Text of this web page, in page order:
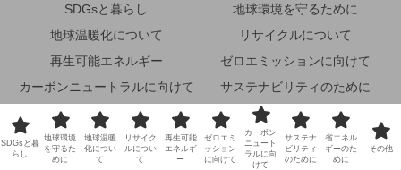
SDGsと暮らし
地球環境を守るために
地球温暖化について
リサイクルについて
再生可能エネルギー
ゼロエミッションに向けて
カーボンニュートラルに向けて
サステナビリティのために
省エネルギーのために
その他
© 2024 未来地球環境ナビ.
SDGsと暮
らし
地球環境
を守るた
めに
地球温暖
化につい
て
リサイク
ルについ
て
再生可能
エネルギ
ー
ゼロエミ
ッション
に向けて
カーボン
ニュート
ラルに向
けて
サステナ
ビリティ
のために
省エネル
ギーのた
めに
その他